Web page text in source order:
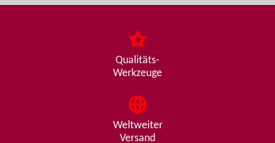
Qualitäts-
Werkzeuge
Weltweiter
Versand